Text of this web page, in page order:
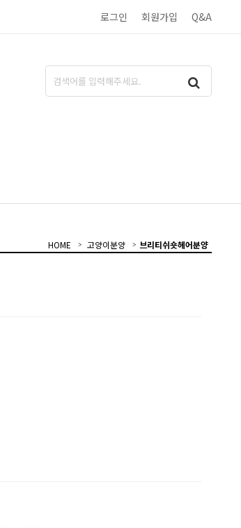
로그인 회원가입 Q&A
HOME 고양이분양 브리티쉬숏헤어분양